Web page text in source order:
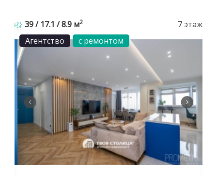
39 / 17.1 / 8.9 м2
7 этаж
Агентство
с ремонтом